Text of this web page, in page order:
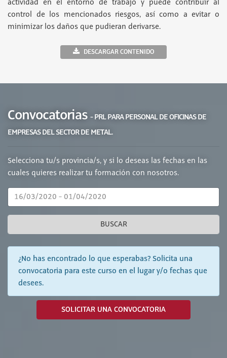
actividad en el entorno de trabajo y puede contribuir al
control de los mencionados riesgos, así como a evitar o
minimizar los daños que pudieran derivarse.
DESCARGAR CONTENIDO
Convocatorias - PRL PARA PERSONAL DE OFICINAS DE
EMPRESAS DEL SECTOR DE METAL.
Selecciona tu/s provincia/s, y si lo deseas las fechas en las
cuales quieres realizar tu formación con nosotros.
BUSCAR
¿No has encontrado lo que esperabas? Solicita una
convocatoria para este curso en el lugar y/o fechas que
desees.
SOLICITAR UNA CONVOCATORIA